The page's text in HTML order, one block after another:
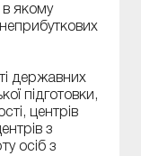
в якому
державних
підготовки,
центрів
з
осіб з